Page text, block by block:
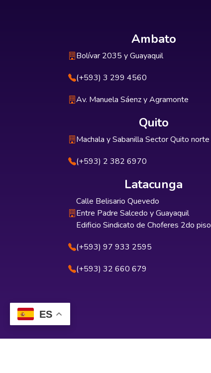
ES
Ambato
Bolívar 2035 y Guayaquil
(+593) 3 299 4560
Av. Manuela Sáenz y Agramonte
Quito
Machala y Sabanilla Sector Quito norte
(+593) 2 382 6970
Latacunga
Calle Belisario Quevedo
Entre Padre Salcedo y Guayaquil
Edificio Sindicato de Choferes 2do piso
(+593) 97 933 2595
(+593) 32 660 679